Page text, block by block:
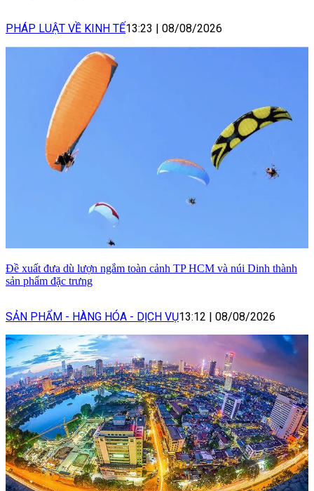
PHÁP LUẬT VỀ KINH TẾ13:23 08/08/2026
Đề xuất đưa dù lượn ngắm toàn cảnh TP HCM và núi Dinh thành
sản phẩm đặc trưng
SẢN PHẨM - HÀNG HÓA - DỊCH VỤ13:12 08/08/2026